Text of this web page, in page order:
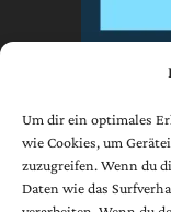
Um dir ein optimales
wie Cookies, um
zuzugreifen. Wenn du
Daten wie das